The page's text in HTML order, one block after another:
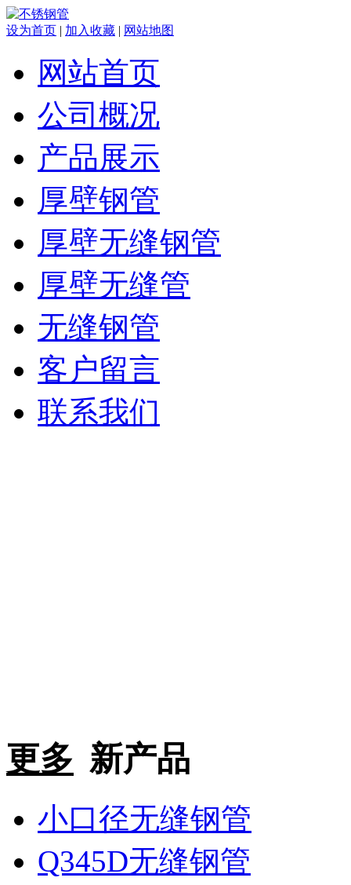
设为首页 | 加入收藏 | 网站地图
网站首页
公司概况
产品展示
厚壁钢管
厚壁无缝钢管
厚壁无缝管
无缝钢管
客户留言
联系我们
更多 新产品
小口径无缝钢管
Q345D无缝钢管